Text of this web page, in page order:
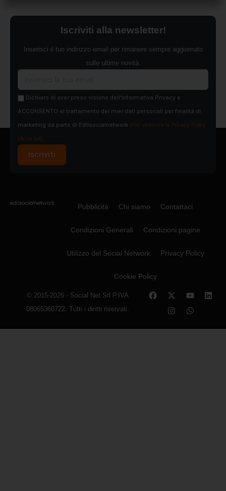
Iscriviti alla newsletter!
Inserisci il tuo indirizzo email per rimanere sempre aggiornato
sulle ultime novità.
Dichiaro di aver preso visione dell'Informativa Privacy e
ACCONSENTO al trattamento dei miei dati personali per finalità di
marketing da parte di Edilsocialnetwork (Per visionare la Privacy Policy
clicca qui).
Iscriviti
Pubblicità Chi siamo Contattaci
Condizioni Generali Condizioni pagine
Utilizzo del Social Network Privacy Policy
Cookie Policy
© 2015-2026 - Social Net Srl P.IVA
08065360722. Tutti i diritti riservati.